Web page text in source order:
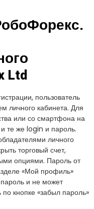
Ltd
пользователь
личного кабинета. Для
или со смартфона на
те же login и пароль.
личного
торговый счет,
опциями. Пароль от
«Мой профиль»
и не может
кнопке «забыл пароль»